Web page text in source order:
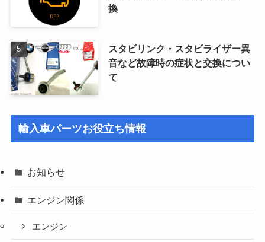
換
スタビリンク・スタビライザー異
音など故障時の症状と交換につい
て
輸入車パーツお役立ち情報
お知らせ
エンジン関係
エンジン